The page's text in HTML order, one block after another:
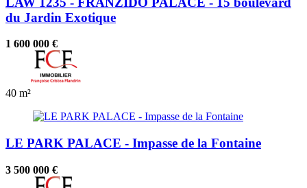
du Jardin Exotique
1 600 000 €
40 m²
LE PARK PALACE - Impasse de la Fontaine
3 500 000 €